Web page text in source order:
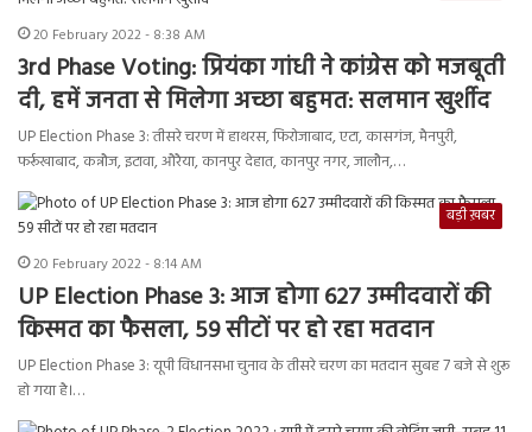
20 February 2022 - 8:38 AM
3rd Phase Voting: प्रियंका गांधी ने कांग्रेस को मजबूती
दी, हमें जनता से मिलेगा अच्छा बहुमत: सलमान खुर्शीद
UP Election Phase 3: तीसरे चरण में हाथरस, फिरोजाबाद, एटा, कासगंज, मैनपुरी,
फर्रूखाबाद, कन्नौज, इटावा, औरैया, कानपुर देहात, कानपुर नगर, जालौन,…
बड़ी ख़बर
20 February 2022 - 8:14 AM
UP Election Phase 3: आज होगा 627 उम्मीदवारों की
किस्मत का फैसला, 59 सीटों पर हो रहा मतदान
UP Election Phase 3: यूपी विधानसभा चुनाव के तीसरे चरण का मतदान सुबह 7 बजे से शुरू
हो गया है।…